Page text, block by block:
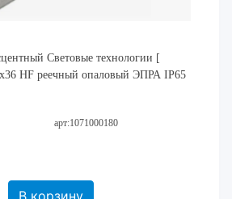
Световые технологии [
HF реечный опаловый ЭПРА IP65
арт:1071000180
В корзину